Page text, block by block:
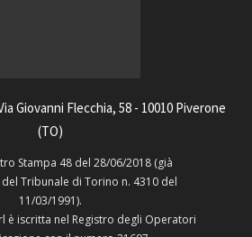
Giovanni Flecchia, 58 - 10010 Piverone
(TO)
Stampa 48 del 28/06/2018 (già
Tribunale di Torino n. 4310 del
11/03/1991).
è iscritta nel Registro degli Operatori